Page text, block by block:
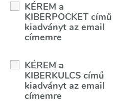
KÉREM a
KIBERPOCKET című
kiadványt az email
címemre
KÉREM a
KIBERKULCS című
kiadványt az email
címemre